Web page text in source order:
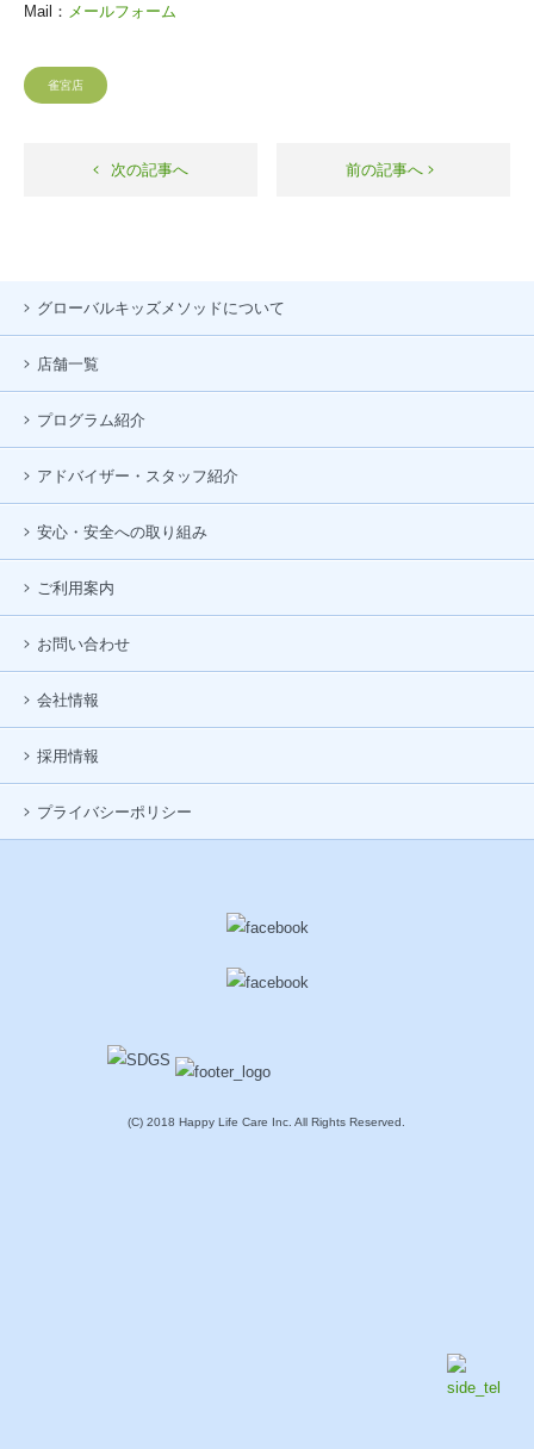
Mail： メールフォーム
雀宮店
前の記事へ
次の記事へ
グローバルキッズメソッドについて
店舗一覧
プログラム紹介
アドバイザー・スタッフ紹介
安心・安全への取り組み
ご利用案内
お問い合わせ
会社情報
採用情報
プライバシーポリシー
(C) 2018 Happy Life Care Inc. All Rights Reserved.